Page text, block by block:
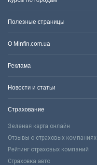
Полезные страницы
О Minfin.com.ua
Реклама
Новости и статьи
Страхование
Зеленая карта онлайн
Отзывы о страховых компаниях
Рейтинг страховых компаний
Страховка авто